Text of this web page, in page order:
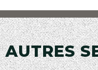
AUTRES